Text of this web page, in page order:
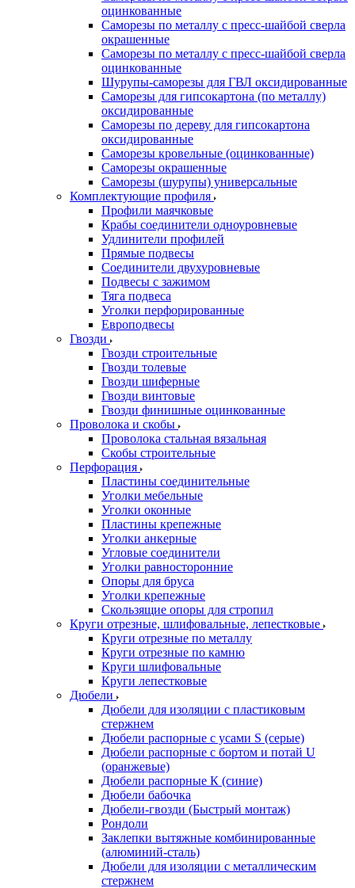
оцинкованные
Саморезы по металлу с пресс-шайбой сверла
окрашенные
Саморезы по металлу с пресс-шайбой сверла
оцинкованные
Шурупы-саморезы для ГВЛ оксидированные
Саморезы для гипсокартона (по металлу)
оксидированные
Саморезы по дереву для гипсокартона
оксидированные
Саморезы кровельные (оцинкованные)
Саморезы окрашенные
Саморезы (шурупы) универсальные
Комплектующие профиля
Профили маячковые
Крабы соединители одноуровневые
Удлинители профилей
Прямые подвесы
Соединители двухуровневые
Подвесы с зажимом
Тяга подвеса
Уголки перфорированные
Европодвесы
Гвозди
Гвозди строительные
Гвозди толевые
Гвозди шиферные
Гвозди винтовые
Гвозди финишные оцинкованные
Проволока и скобы
Проволока стальная вязальная
Скобы строительные
Перфорация
Пластины соединительные
Уголки мебельные
Уголки оконные
Пластины крепежные
Уголки анкерные
Угловые соединители
Уголки равносторонние
Опоры для бруса
Уголки крепежные
Скользящие опоры для стропил
Круги отрезные, шлифовальные, лепестковые
Круги отрезные по металлу
Круги отрезные по камню
Круги шлифовальные
Круги лепестковые
Дюбели
Дюбели для изоляции с пластиковым
стержнем
Дюбели распорные с усами S (серые)
Дюбели распорные c бортом и потай U
(оранжевые)
Дюбели распорные К (синие)
Дюбели бабочка
Дюбели-гвозди (Быстрый монтаж)
Рондоли
Заклепки вытяжные комбинированные
(алюминий-сталь)
Дюбели для изоляции с металлическим
стержнем